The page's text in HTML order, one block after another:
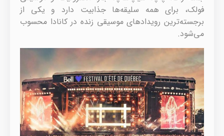
فولک، برای همه سلیقه‌ها جذابیت دارد و یکی از
برجسته‌ترین رویدادهای موسیقی زنده در کانادا محسوب
می‌شود.